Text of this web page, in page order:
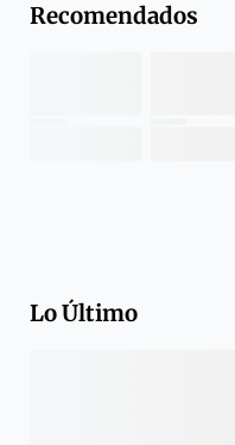
Recomendados
Lo Último